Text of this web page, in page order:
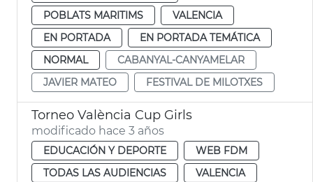
POBLATS MARITIMS
VALENCIA
EN PORTADA
EN PORTADA TEMÁTICA
NORMAL
CABANYAL-CANYAMELAR
JAVIER MATEO
FESTIVAL DE MILOTXES
Torneo València Cup Girls
modificado hace 3 años
EDUCACIÓN Y DEPORTE
WEB FDM
TODAS LAS AUDIENCIAS
VALENCIA